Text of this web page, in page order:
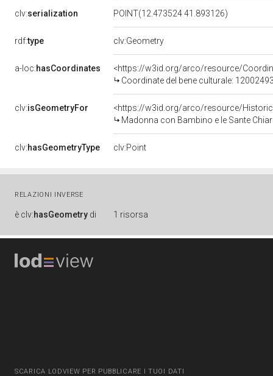
clv:serialization POINT(12.473524 41.893126)
rdf:type clv:Geometry
a-loc:hasCoordinates
<https://w3id.org/arco/resource/
Coordinate del bene culturale:
clv:isGeometryFor
<https://w3id.org/arco/resource/
Madonna con Bambino e le Sante
clv:hasGeometryType clv:Point
RELAZIONI INVERSE
è clv:hasGeometry di 1 risorsa
SCARICA LODVIEW PER PUBBLICARE I TUOI DATI